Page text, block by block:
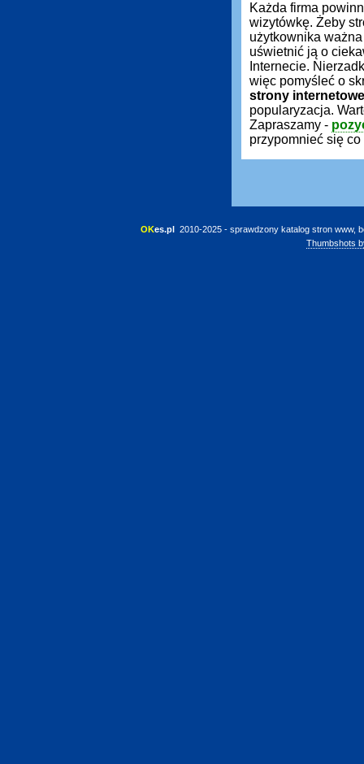
Każda firma
wizytówkę. Żeby
użytkownika
uświetnić ją o
Internecie.
więc pomyśleć o
strony internetowe
popularyzacja.
Zapraszamy -
przypomnieć się
OKes.pl 2010-2025 - sprawdzony katalog stron www,
Thumbshots